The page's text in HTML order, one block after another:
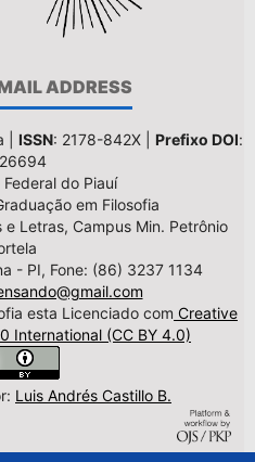
ADDRESS
| ISSN: 2178-842X | Prefixo DOI:
do Piauí
em Filosofia
Letras, Campus Min. Petrônio
- PI, Fone: (86) 3237 1134
esta Licenciado com Creative
International (CC BY 4.0)
Luis Andrés Castillo B.